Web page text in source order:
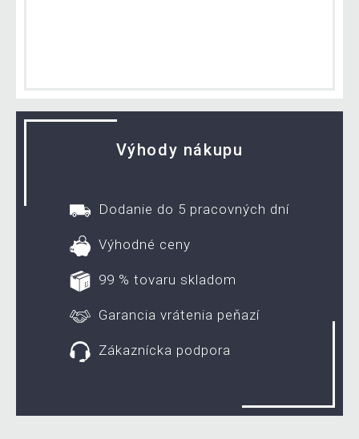
Výhody nákupu
Dodanie do 5 pracovných dní
Výhodné ceny
99 % tovaru skladom
Garancia vrátenia peňazí
Zákaznícka podpora